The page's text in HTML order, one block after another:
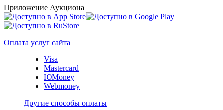
Приложение Аукциона
Оплата услуг сайта
Visa
Mastercard
ЮMoney
Webmoney
Другие способы оплаты